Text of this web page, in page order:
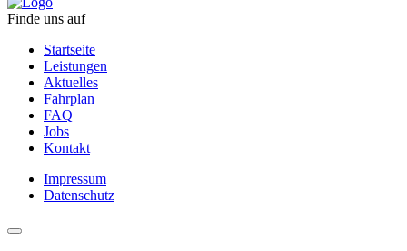
Finde uns auf
Startseite
Leistungen
Aktuelles
Fahrplan
FAQ
Jobs
Kontakt
Impressum
Datenschutz